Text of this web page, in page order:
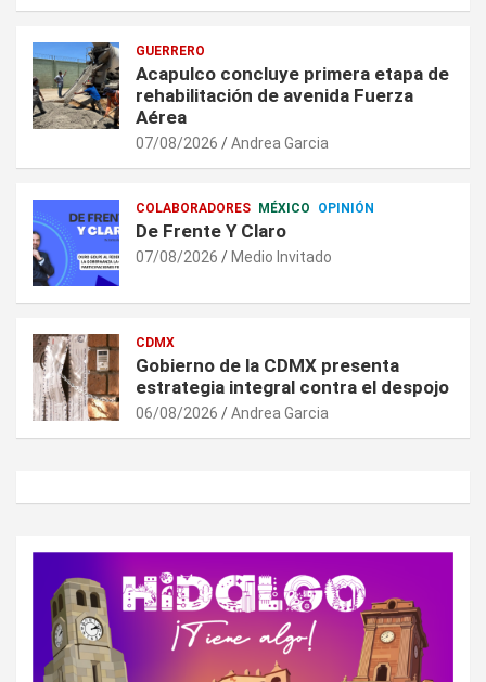
GUERRERO
Acapulco concluye primera etapa de
rehabilitación de avenida Fuerza
Aérea
07/08/2026 Andrea Garcia
COLABORADORES MÉXICO OPINIÓN
De Frente Y Claro
07/08/2026 Medio Invitado
CDMX
Gobierno de la CDMX presenta
estrategia integral contra el despojo
06/08/2026 Andrea Garcia